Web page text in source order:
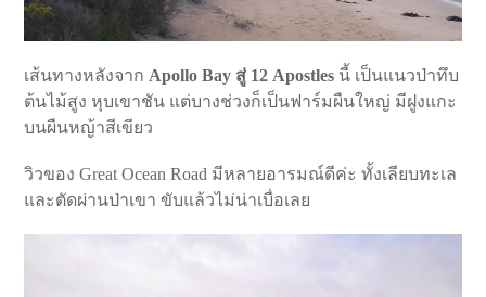
เส้นทางหลังจาก Apollo Bay สู่ 12 Apostles นี้ เป็นแนวป่าทึบ
ต้นไม้สูง หุบเขาชัน แต่บางช่วงก็เป็นฟาร์มผืนใหญ่ มีฝูงแกะ
บนผืนหญ้าสีเขียว
วิวของ Great Ocean Road มีหลายอารมณ์ดีค่ะ ทั้งเลียบทะเล
และตัดผ่านป่าเขา ขับแล้วไม่น่าเบื่อเลย